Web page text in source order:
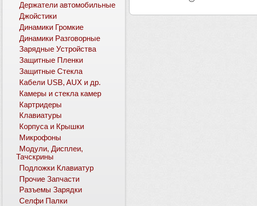
Держатели автомобильные
Джойстики
Динамики Громкие
Динамики Разговорные
Зарядные Устройства
Защитные Пленки
Защитные Стекла
Кабели USB, AUX и др.
Камеры и стекла камер
Картридеры
Клавиатуры
Корпуса и Крышки
Микрофоны
Модули, Дисплеи,
Тачскрины
Подложки Клавиатур
Прочие Запчасти
Разъемы Зарядки
Селфи Палки